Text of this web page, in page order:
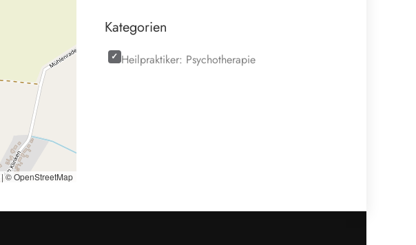
|© OpenStreetMap
Kategorien
Heilpraktiker: Psychotherapie